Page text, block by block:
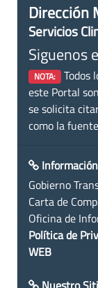
Dirección
Servicios
Siguenos
NOTA: Todos
este Portal
se solicita
como la
Gobierno
Carta de
Oficina de
Política de
WEB